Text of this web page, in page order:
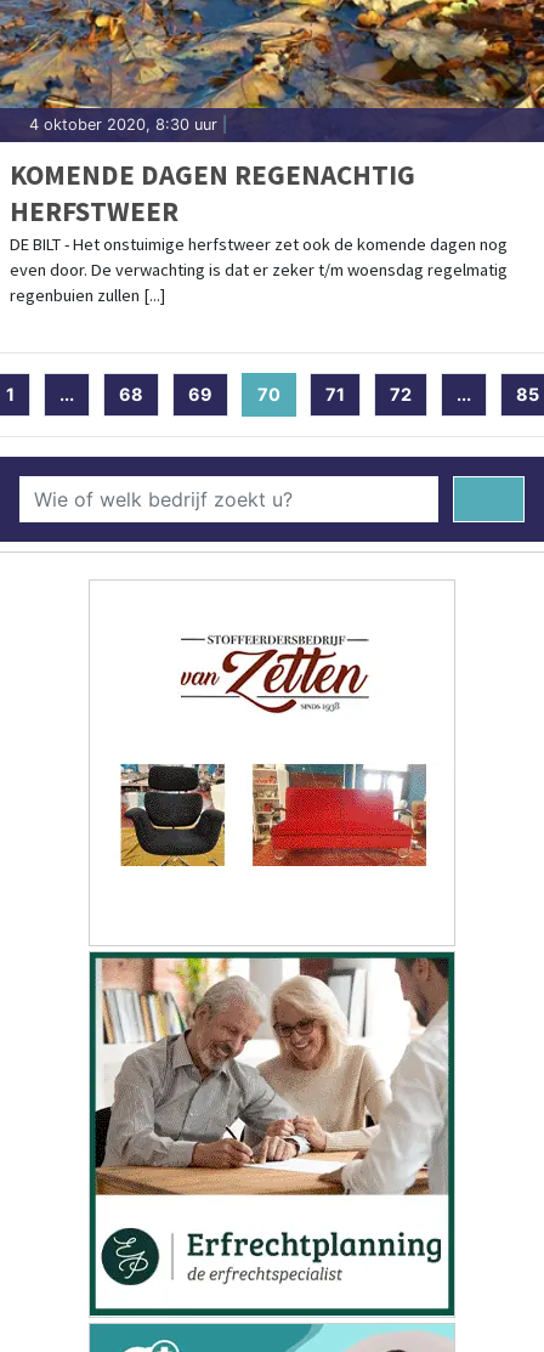
4 oktober 2020, 8:30 uur
KOMENDE DAGEN REGENACHTIG
HERFSTWEER
DE BILT - Het onstuimige herfstweer zet ook de komende dagen nog
even door. De verwachting is dat er zeker t/m woensdag regelmatig
regenbuien zullen [...]
1 ... 68 69 70 (current)
71 72 ... 85